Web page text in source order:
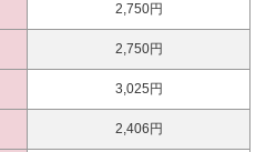
2,750円
2,750円
3,025円
2,406円